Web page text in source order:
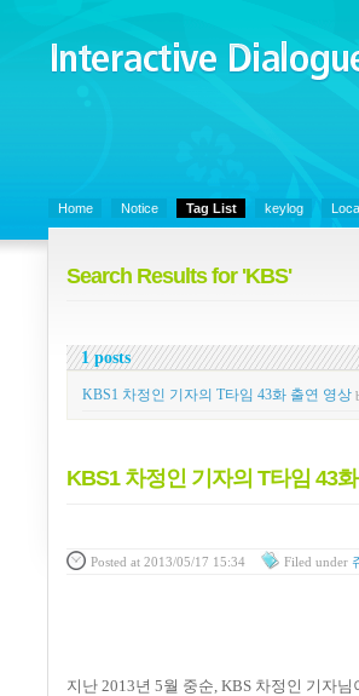
Interactive
PR 2.0
Home Notice Tag List keylog
Search Results for 'KBS'
1 posts
KBS1 차정인 기자의 T타임 43화 출연 영상
KBS1 차정인 기자의 T타임 43
Posted at 2013/05/17 15:34 Filed under
지난 2013년 5월 중순, KBS 차정인 기자